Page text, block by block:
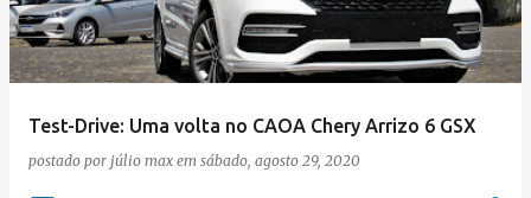
Test-Drive: Uma volta no CAOA Chery Arrizo 6 GSX
postado por júlio max em sábado, agosto 29, 2020